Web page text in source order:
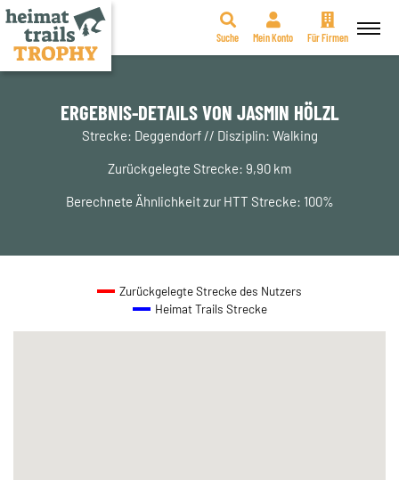
Zum
Suche Mein Konto Für Firmen
ERGEBNIS-DETAILS VON JASMIN HÖLZL
Strecke: Deggendorf // Disziplin: Walking
Zurückgelegte Strecke: 9,90 km
Berechnete Ähnlichkeit zur HTT Strecke: 100%
Zurückgelegte Strecke des Nutzers
Heimat Trails Strecke